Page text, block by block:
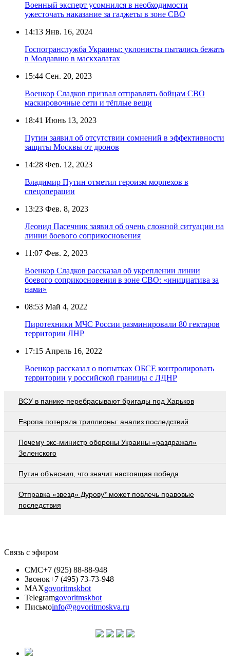
Военный эксперт усомнился в необходимости
ужесточать наказание за гаджеты в зоне СВО
14:13 Янв. 16, 2024
Госпогранслужба Украины: уклонисты пытались бежать
в Молдавию в маскхалатах
15:44 Сен. 20, 2023
Военкор Сладков призвал отправлять бойцам СВО
маскировочные сети и тёплые вещи
18:41 Июнь 13, 2023
Путин заявил об отсутствии сомнений в эффективности
защиты Москвы от дронов
14:28 Фев. 12, 2023
Владимир Путин отметил героизм морпехов в
спецоперации
13:23 Фев. 8, 2023
Леонид Пасечник заявил об очень сложной ситуации на
линии боевого соприкосновения
11:07 Фев. 2, 2023
Военкор Сладков рассказал об укреплении линии
боевого соприкосновения в зоне СВО: «инициатива за
нами»
08:53 Май 4, 2022
Пиротехники МЧС России разминировали 80 гектаров
территории ЛНР
17:15 Апрель 16, 2022
Военкор рассказал о попытках ОБСЕ контролировать
территории у российской границы с ЛДНР
ВСУ в панике перебрасывают бригады под Харьков
Европа потеряла триллионы: анализ последствий
Почему экс-министр обороны Украины «раздражал»
Зеленского
Путин объяснил, что значит настоящая победа
Отправка «звезд» Дурову* может повлечь правовые
последствия
Связь с эфиром
СМС+7 (925) 88-88-948
Звонок+7 (495) 73-73-948
MAXgovoritmskbot
Telegramgovoritmskbot
Письмоinfo@govoritmoskva.ru